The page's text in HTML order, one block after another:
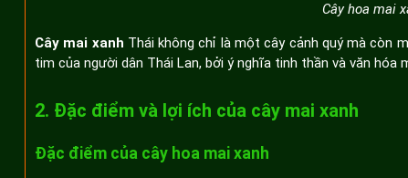
Cây hoa mai
Cây mai xanh Thái không chỉ là một cây cảnh quý mà còn
tim của người dân Thái Lan, bởi ý nghĩa tinh thần và văn hóa
2. Đặc điểm và lợi ích của cây mai xanh
Đặc điểm của cây hoa mai xanh